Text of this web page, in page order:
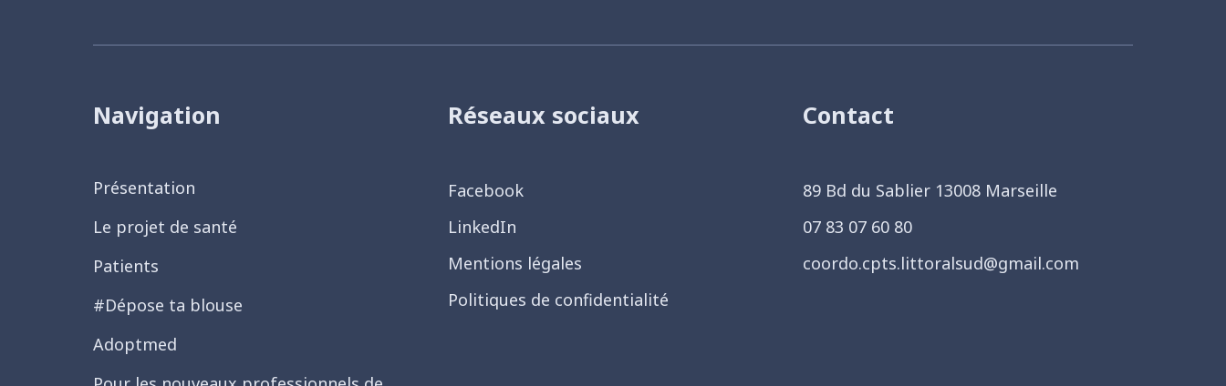
Navigation
Présentation
Le projet de santé
Patients
#Dépose ta blouse
Adoptmed
Réseaux sociaux
Facebook
LinkedIn
Mentions légales
Politiques de confidentialité
Contact
89 Bd du Sablier 13008 Marseille
07 83 07 60 80
coordo.cpts.littoralsud@gmail.com